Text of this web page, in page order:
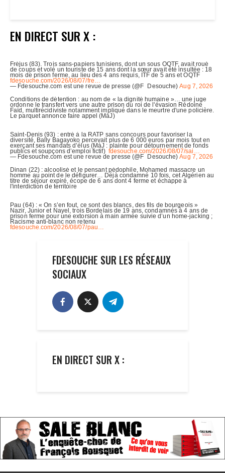
EN DIRECT SUR X :
FDESOUCHE SUR LES RÉSEAUX
SOCIAUX
EN DIRECT SUR X :